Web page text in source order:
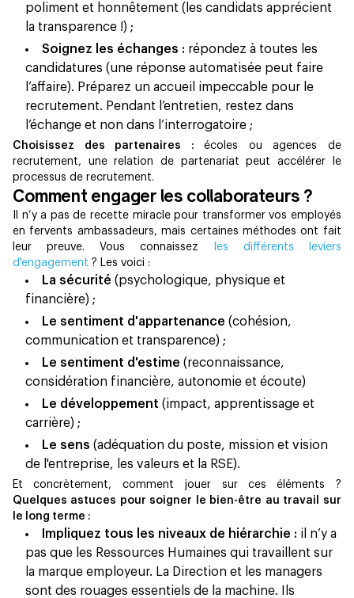
poliment et honnêtement (les candidats apprécient
la transparence !) ;
Soignez les échanges : répondez à toutes les
candidatures (une réponse automatisée peut faire
l’affaire). Préparez un accueil impeccable pour le
recrutement. Pendant l’entretien, restez dans
l’échange et non dans l’interrogatoire ;
Choisissez des partenaires :écoles ou agences de
recrutement, une relation de partenariat peut accélérer le
processus de recrutement.
Comment engager les collaborateurs ?
Il n’y a pas de recette miracle pour transformer vos employés
en fervents ambassadeurs, mais certaines méthodes ont fait
leur preuve. Vous connaissez
les différents leviers
d'engagement ? Les voici :
La sécurité (psychologique, physique et
financière) ;
Le sentiment d'appartenance (cohésion,
communication et transparence) ;
Le sentiment d'estime (reconnaissance,
considération financière, autonomie et écoute)
Le développement (impact, apprentissage et
carrière) ;
Le sens (adéquation du poste, mission et vision
de l'entreprise, les valeurs et la RSE).
Et concrètement, comment jouer sur ces éléments ?
Quelques astuces pour soigner le bien-être au travail sur
le long terme :
Impliquez tous les niveaux de hiérarchie : il n’y a
pas que les Ressources Humaines qui travaillent sur
la marque employeur. La Direction et les managers
sont des rouages essentiels de la machine. Ils